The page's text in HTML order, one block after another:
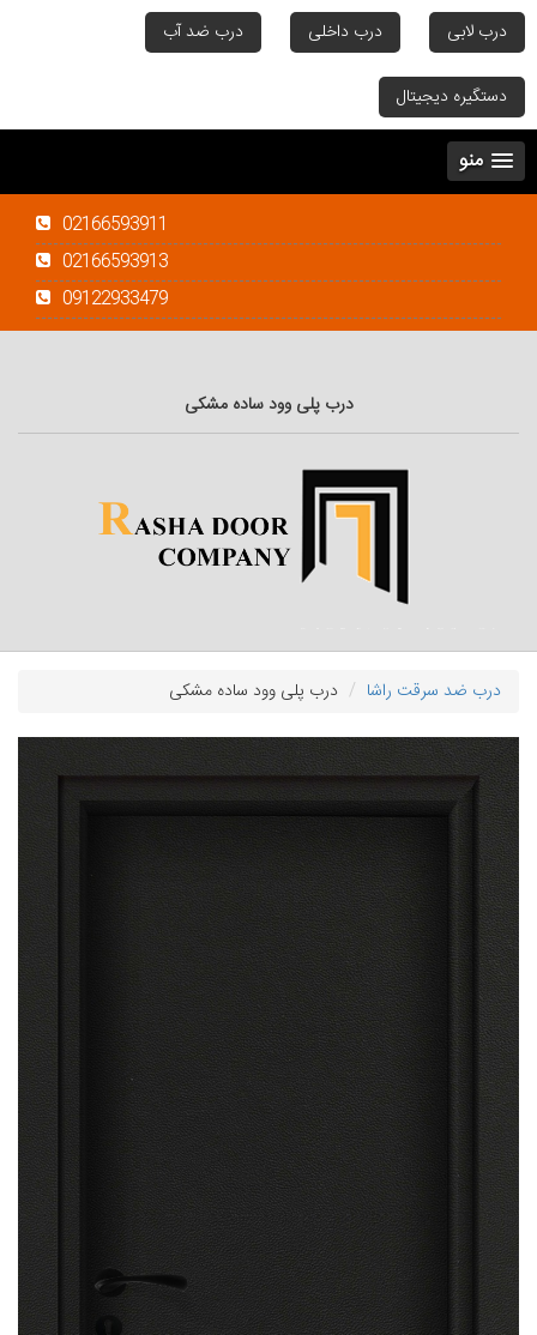
درب لابی درب داخلی درب ضد آب
دستگیره دیجیتال
منو
02166593911
02166593913
09122933479
درب پلی وود ساده مشکی
درب ضد سرقت راشا درب پلی وود ساده مشکی